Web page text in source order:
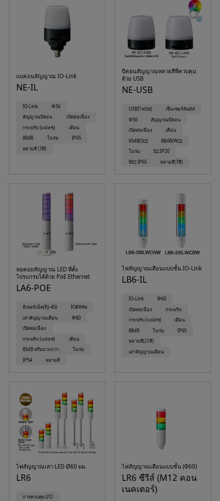
แบคอนสัญญาณ IO-Link
NE-IL
IO-Link
Φ56
สัญญาณบีคอน
เปิดต่อเนื่อง
กระพริบ (แฟลช)
เตือน
88dB
ในร่ม
IP65
หลายสี (7สี)
บีคอนสัญญาณหลายสีที่ควบคุม
ด้วย USB
NE-USB
USB(ไฟบัส)
เซ็นเซอร์สัมผัส
Φ56
สัญญาณบีคอน
เปิดต่อเนื่อง
เตือน
65dB(S□)
88dB(W□)
ในร่ม
S□:IP20
W□:IP65
หลายสี(7สี)
หอคอยสัญญาณ LED ที่ตั้ง
โปรแกรมได้ด้วย PoE Ethernet
LA6-POE
อีเทอร์เน็ต(RJ-45)
IOดิจิทัล
เสาสัญญาณเตือน
Φ60
เปิดต่อเนื่อง
กระพริบ (แฟลช)
เตือน
85dB หรือมากกว่า
ในร่ม
IP54
หลายสี
ไฟสัญญาณเตือนแบบชั้น IO-Link
LB6-IL
IO-Link
Φ60
เปิดต่อเนื่อง
กระพริบ
กระพริบ (แฟลช)
เตือน
88dB
ในร่ม
IP65
หลายสี(21สี)
เสาสัญญาณเตือน
ไฟสัญญาณเสา LED Ø60 มม.
LR6
การควบคุม I/O
ไฟสัญญาณเตือนแบบชั้น (Φ60)
LR6 ซีรีส์ (M12 คอน
เนคเตอร์)